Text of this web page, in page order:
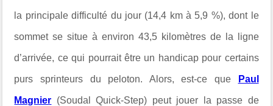
la principale difficulté du jour (14,4 km à 5,9 %), dont le
sommet se situe à environ 43,5 kilomètres de la ligne
d’arrivée, ce qui pourrait être un handicap pour certains
purs sprinteurs du peloton. Alors, est-ce que Paul
Magnier (Soudal Quick-Step) peut jouer la passe de